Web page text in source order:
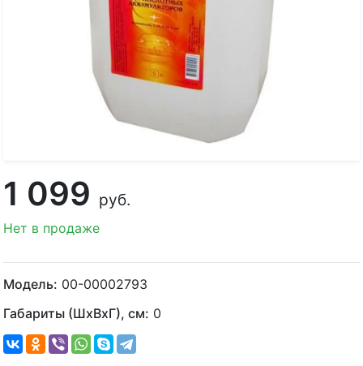
1 099 руб.
Нет в продаже
Модель: 00-00002793
Габариты (ШхВхГ), см: 0